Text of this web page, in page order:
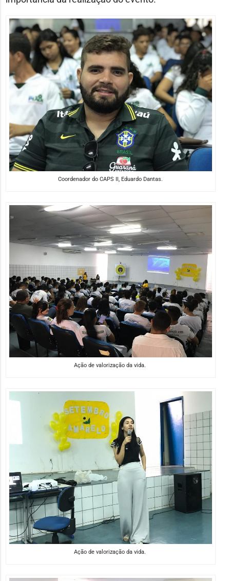
Coordenador do CAPS II, Eduardo Dantas.
Ação de valorização da vida.
Ação de valorização da vida.